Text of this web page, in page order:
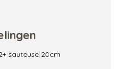
sauteuse 20cm